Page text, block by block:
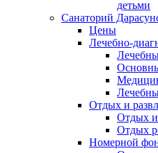
детьми
Санаторий
Цены
Лечебно-
Отдых и
Отдых и
Отдых
Номерной